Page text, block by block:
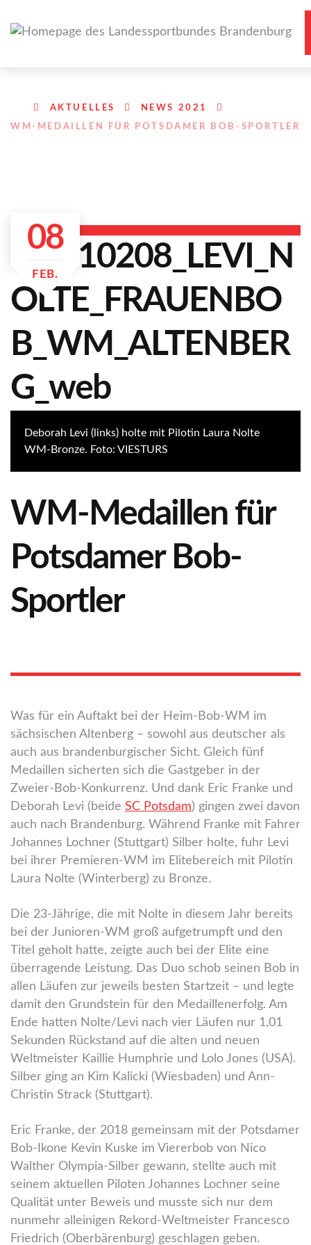
AKTUELLES NEWS 2021
WM-MEDAILLEN FÜR POTSDAMER BOB-SPORTLER
08
FEB.
Deborah Levi (links) holte mit Pilotin Laura Nolte
WM-Bronze. Foto: VIESTURS
WM-Medaillen für
Potsdamer Bob-
Sportler
Was für ein Auftakt bei der Heim-Bob-WM im
sächsischen Altenberg – sowohl aus deutscher als
auch aus brandenburgischer Sicht. Gleich fünf
Medaillen sicherten sich die Gastgeber in der
Zweier-Bob-Konkurrenz. Und dank Eric Franke und
Deborah Levi (beide SC Potsdam) gingen zwei davon
auch nach Brandenburg. Während Franke mit Fahrer
Johannes Lochner (Stuttgart) Silber holte, fuhr Levi
bei ihrer Premieren-WM im Elitebereich mit Pilotin
Laura Nolte (Winterberg) zu Bronze.
Die 23-Jährige, die mit Nolte in diesem Jahr bereits
bei der Junioren-WM groß aufgetrumpft und den
Titel geholt hatte, zeigte auch bei der Elite eine
überragende Leistung. Das Duo schob seinen Bob in
allen Läufen zur jeweils besten Startzeit – und legte
damit den Grundstein für den Medaillenerfolg. Am
Ende hatten Nolte/Levi nach vier Läufen nur 1,01
Sekunden Rückstand auf die alten und neuen
Weltmeister Kaillie Humphrie und Lolo Jones (USA).
Silber ging an Kim Kalicki (Wiesbaden) und Ann-
Christin Strack (Stuttgart).
Eric Franke, der 2018 gemeinsam mit der Potsdamer
Bob-Ikone Kevin Kuske im Viererbob von Nico
Walther Olympia-Silber gewann, stellte auch mit
seinem aktuellen Piloten Johannes Lochner seine
Qualität unter Beweis und musste sich nur dem
nunmehr alleinigen Rekord-Weltmeister Francesco
Friedrich (Oberbärenburg) geschlagen geben.